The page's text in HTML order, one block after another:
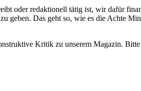
oder redaktionell tätig ist, wir dafür
Das geht so, wie es die Achte
Kritik zu unserem Magazin.